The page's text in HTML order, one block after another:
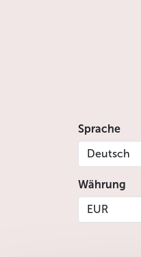
Sprache
Deutsch
Währung
EUR